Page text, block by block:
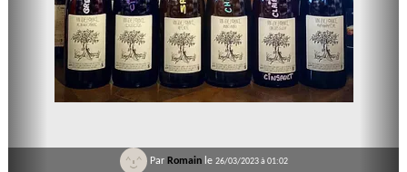
Par Romain le 26/03/2023 à 01:02
Par